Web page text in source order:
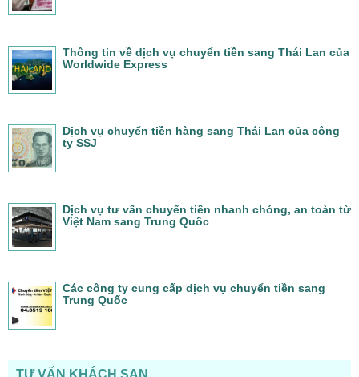
Thông tin về dịch vụ chuyển tiền sang Thái Lan của
Worldwide Express
Dịch vụ chuyển tiền hàng sang Thái Lan của công
ty SSJ
Dịch vụ tư vấn chuyển tiền nhanh chóng, an toàn từ
Việt Nam sang Trung Quốc
Các công ty cung cấp dịch vụ chuyển tiền sang
Trung Quốc